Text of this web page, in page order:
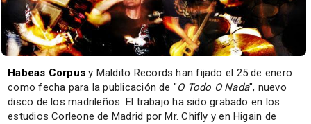
Habeas Corpus y Maldito Records han fijado el 25 de enero
como fecha para la publicación de "O Todo O Nada", nuevo
disco de los madrileños. El trabajo ha sido grabado en los
estudios Corleone de Madrid por Mr. Chifly y en Higain de